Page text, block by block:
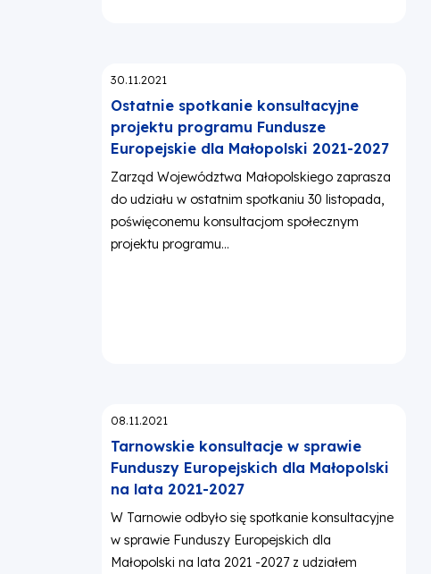
Opublikowano:
30.11.2021
Ostatnie spotkanie konsultacyjne
projektu programu Fundusze
Europejskie dla Małopolski 2021-2027
Zarząd Województwa Małopolskiego zaprasza
do udziału w ostatnim spotkaniu 30 listopada,
poświęconemu konsultacjom społecznym
projektu programu...
Opublikowano:
08.11.2021
Tarnowskie konsultacje w sprawie
Funduszy Europejskich dla Małopolski
na lata 2021-2027
W Tarnowie odbyło się spotkanie konsultacyjne
w sprawie Funduszy Europejskich dla
Małopolski na lata 2021 -2027 z udziałem